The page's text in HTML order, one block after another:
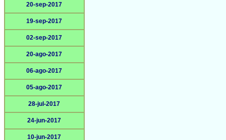
20-sep-2017
19-sep-2017
02-sep-2017
20-ago-2017
06-ago-2017
05-ago-2017
28-jul-2017
24-jun-2017
10-jun-2017